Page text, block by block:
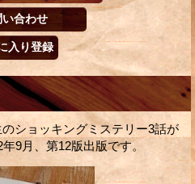
ショッキングミステリー3話が
9月、第12版出版です。